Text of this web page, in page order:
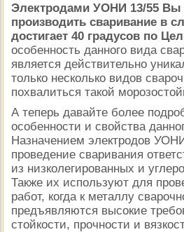
Электродами УОНИ 13/55 Вы
производить сваривание в
достигает 40 градусов по
особенность данного вида
является действительно
только несколько видов
похвалиться такой
А теперь давайте более
особенности и свойства
Назначением электродов
проведение сваривания
из низколегированных и
Также их используют для
работ, когда к металлу
предъявляются высокие
стойкости, прочности и